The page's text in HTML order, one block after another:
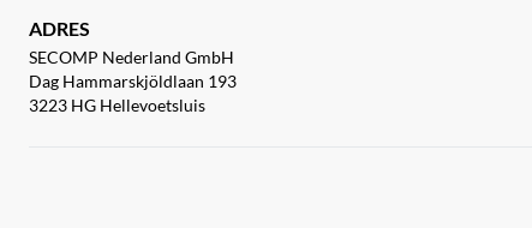
ADRES
SECOMP Nederland GmbH
Dag Hammarskjöldlaan 193
3223 HG Hellevoetsluis